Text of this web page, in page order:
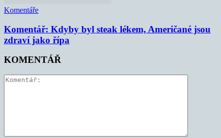
Komentáře
Komentář: Kdyby byl steak lékem, Američané jsou
zdraví jako řípa
KOMENTÁŘ